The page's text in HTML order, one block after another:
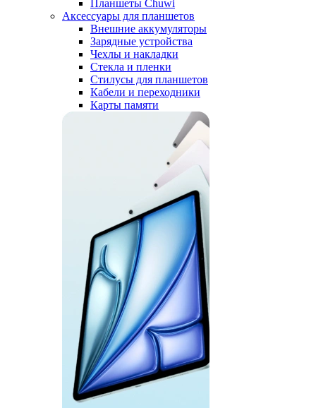
Планшеты Chuwi
Аксессуары для планшетов
Внешние аккумуляторы
Зарядные устройства
Чехлы и накладки
Стекла и пленки
Стилусы для планшетов
Кабели и переходники
Карты памяти